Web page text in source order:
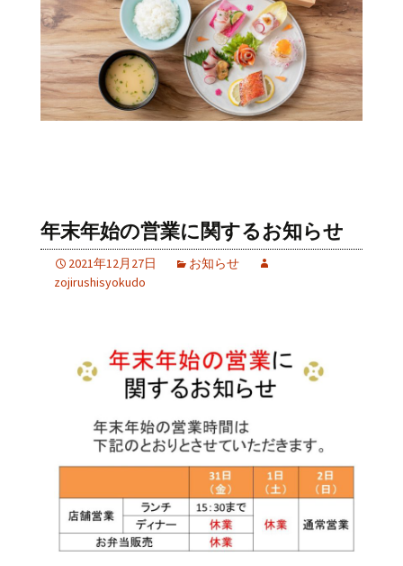
年末年始の営業に関するお知らせ
2021年12月27日
お知らせ
zojirushisyokudo